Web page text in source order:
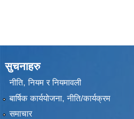
सुचनाहरु
नीति, नियम र नियमावली
बार्षिक कार्ययोजना, नीति/कार्यक्रम
समाचार